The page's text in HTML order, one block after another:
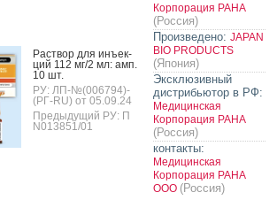
Рас­твор для инъ­ек­
ций 112 мг/2 мл: амп.
10 шт.
РУ: ЛП-№(006794)-
(РГ-RU) от 05.09.24
Предыдущий РУ: П
N013851/01
Корпорация РАНА
(Россия)
Произведено: JAPAN
BIO PRODUCTS
(Япония)
Эксклюзивный
дистрибьютор в РФ:
Медицинская
Корпорация РАНА
(Россия)
контакты:
Медицинская
Корпорация РАНА
ООО (Россия)